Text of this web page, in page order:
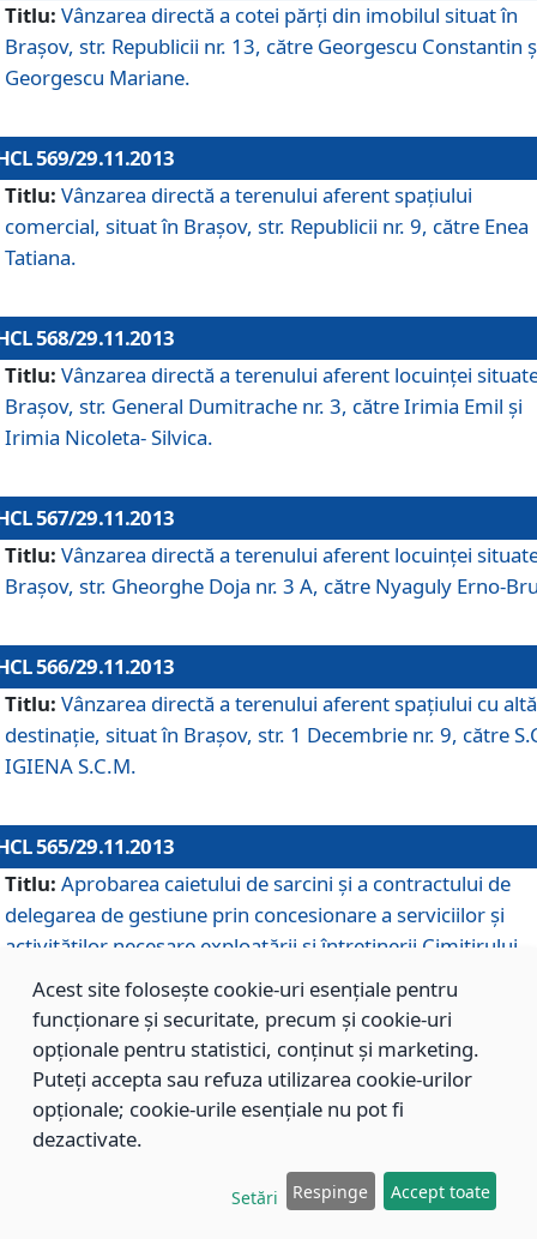
Titlu: Vânzarea directă a cotei părţi din imobilul situat în
Braşov, str. Republicii nr. 13, către Georgescu Constantin
Georgescu Mariane.
569/29.11.2013
Titlu: Vânzarea directă a terenului aferent spaţiului
comercial, situat în Braşov, str. Republicii nr. 9, către Enea
Tatiana.
568/29.11.2013
Titlu: Vânzarea directă a terenului aferent locuinţei
Braşov, str. General Dumitrache nr. 3, către Irimia Emil şi
Irimia Nicoleta- Silvica.
567/29.11.2013
Titlu: Vânzarea directă a terenului aferent locuinţei
Braşov, str. Gheorghe Doja nr. 3 A, către Nyaguly Erno-
566/29.11.2013
Titlu: Vânzarea directă a terenului aferent spaţiului cu altă
destinaţie, situat în Braşov, str. 1 Decembrie nr. 9, către
IGIENA S.C.M.
565/29.11.2013
Titlu: Aprobarea caietului de sarcini şi a contractului de
delegarea de gestiune prin concesionare a serviciilor şi
activităţilor necesare exploatării şi întreţinerii Cimitirului
Municipal Braşov situat în str. Dimitrie Anghel nr. 19.
564/29.11.2013
Titlu: Completarea şi modificarea H.C.L. nr. 446/2013,
care s-a aprobat studiul de fundamentare pentru
Acest site folosește cookie-uri esențiale pentru
funcționare și securitate, precum și cookie-uri
opționale pentru statistici, conținut și marketing.
Puteți accepta sau refuza utilizarea cookie-urilor
opționale; cookie-urile esențiale nu pot fi
dezactivate.
Setări Respinge Accept toate